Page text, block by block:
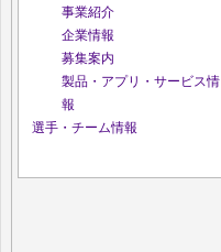
事業紹介
企業情報
募集案内
製品・アプリ・サービス情
報
選手・チーム情報